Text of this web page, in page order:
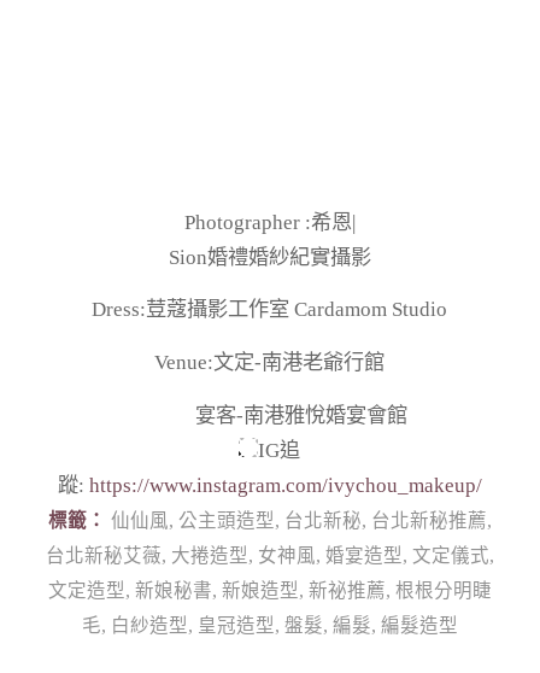
Photographer :希恩|
Sion婚禮婚紗紀實攝影
Dress:荳蔻攝影工作室 Cardamom Studio
Venue:文定-南港老爺行館
宴客-南港雅悅婚宴會館
IG追
蹤: https://www.instagram.com/ivychou_makeup/
標籤： 仙仙風, 公主頭造型, 台北新秘, 台北新秘推薦,
台北新秘艾薇, 大捲造型, 女神風, 婚宴造型, 文定儀式,
文定造型, 新娘秘書, 新娘造型, 新祕推薦, 根根分明睫
毛, 白紗造型, 皇冠造型, 盤髮, 編髮, 編髮造型